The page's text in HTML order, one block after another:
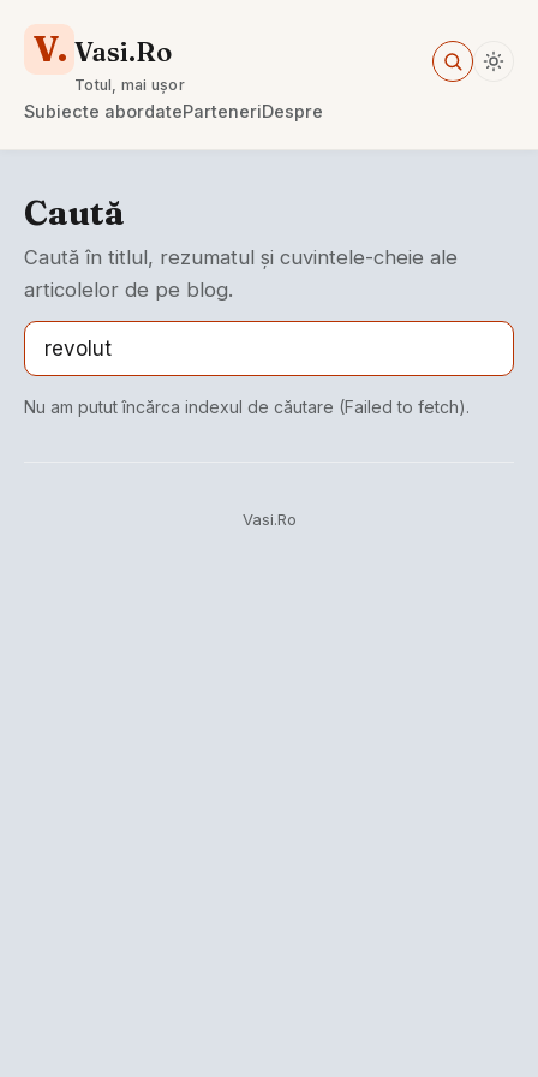
V. Vasi.Ro
Totul, mai ușor
Subiecte abordateParteneriDespre
Caută
Caută în titlul, rezumatul și cuvintele-cheie ale
articolelor de pe blog.
Nu am putut încărca indexul de căutare (Failed to fetch).
Vasi.Ro